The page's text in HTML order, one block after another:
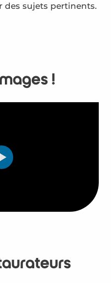
des sujets pertinents.
!